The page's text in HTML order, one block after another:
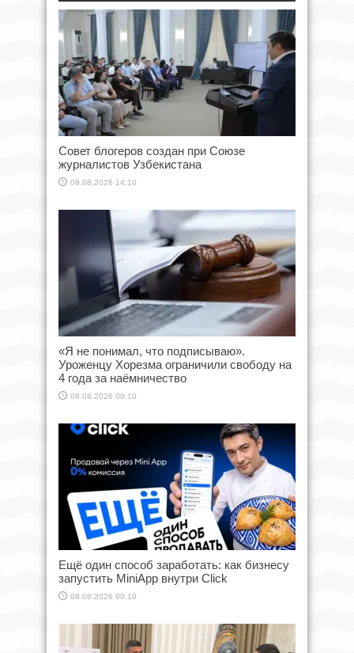
Совет блогеров создан при Союзе
журналистов Узбекистана
08.08.2026 14:10
«Я не понимал, что подписываю».
Уроженцу Хорезма ограничили свободу на
4 года за наёмничество
08.08.2026 00:10
Ещё один способ заработать: как бизнесу
запустить MiniApp внутри Click
08.08.2026 00:10